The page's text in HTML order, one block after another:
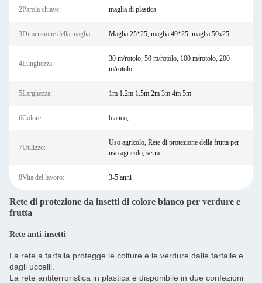
2Parola chiave: maglia di plastica
3Dimensione della maglia: Maglia 25*25, maglia 40*25, maglia 50x25
4Lunghezza:
30 m/rotolo, 50 m/rotolo, 100 m/rotolo, 200
m/rotolo
5Larghezza: 1m 1.2m 1.5m 2m 3m 4m 5m
6Colore: bianco,
7Utilizzo:
Uso agricolo, Rete di protezione della frutta per
uso agricolo, serra
8Vita del lavoro: 3-5 anni
Rete di protezione da insetti di colore bianco per verdure e
frutta
Rete anti-insetti
La rete a farfalla protegge le colture e le verdure dalle farfalle e
dagli uccelli.
La rete antiterroristica in plastica è disponibile in due confezioni